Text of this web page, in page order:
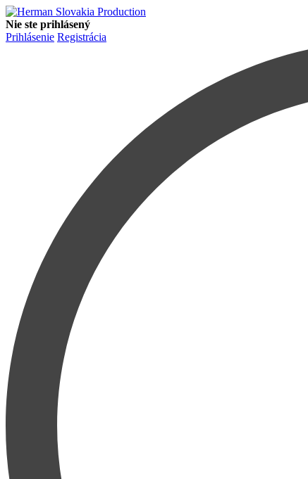
Nie ste prihlásený
Prihlásenie Registrácia